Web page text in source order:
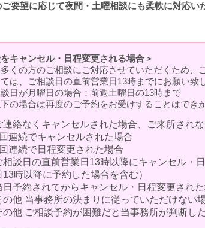
要望に応じて夜間・土曜相談にも柔軟に対応い
キャンセル・日程変更される場合＞
くの方のご相談にご対応させていただくため、
は、ご相談日の直前営業日13時までにお願い致
日が月曜日の場合：前週土曜日の13時まで
の場合は再度のご予約をお受けすることはでき
連絡なくキャンセルされた場合、ご来所され
連続でキャンセルされた場合
連続で日程変更された場合
相談日の直前営業日13時以降にキャンセル・
13時以降に予約した場合を含む）
日予約されてからキャンセル・日程変更され
の他 当事務所の決まりに従っていただけない
の他 ご相談予約が困難だと当事務所が判断し